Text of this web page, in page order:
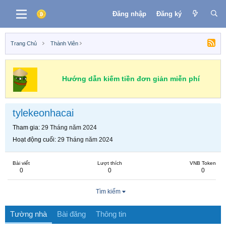
Đăng nhập Đăng ký
Trang Chủ Thành Viên
Hướng dẫn kiếm tiền đơn giản miễn phí
tylekeonhacai
Tham gia 29 Tháng năm 2024
Hoạt động cuối 29 Tháng năm 2024
Bài viết
0
Lượt thích
0
VNB Token
0
Tìm kiếm
Tường nhà Bài đăng Thông tin